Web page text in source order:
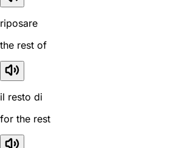
riposare
the rest of
il resto di
for the rest